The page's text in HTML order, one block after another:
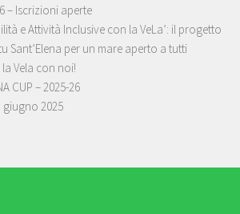
– Iscrizioni aperte
e Attività Inclusive con la VeLa’: il progetto
Sant’Elena per un mare aperto a tutti
Vela con noi!
CUP – 2025-26
giugno 2025